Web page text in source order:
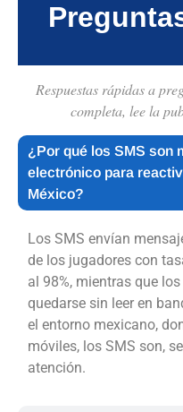
Respuestas rápidas a
completa, lee la
¿Por qué los SMS son
electrónico para
México?
Los SMS envían
de los jugadores con
al 98%, mientras que
quedarse sin leer en
el entorno mexicano,
móviles, los SMS son,
atención.